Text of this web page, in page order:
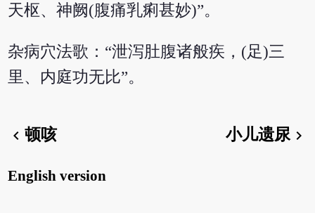
天枢、神阙(腹痛乳痢甚妙)”。
杂病穴法歌：“泄泻肚腹诸般疾，(足)三
里、内庭功无比”。
chevron_left顿咳 小儿遗尿chevron_right
English version